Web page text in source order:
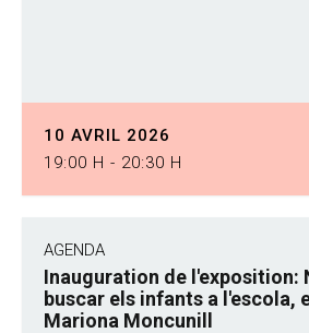
10 AVRIL 2026
19:00 H - 20:30 H
AGENDA
Inauguration de l'exposition:
buscar els infants a l'escola,
Mariona Moncunill